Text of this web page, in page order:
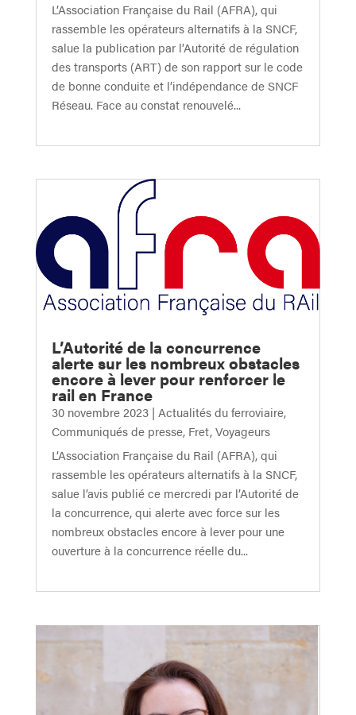
L’Association Française du Rail (AFRA), qui
rassemble les opérateurs alternatifs à la SNCF,
salue la publication par l’Autorité de régulation
des transports (ART) de son rapport sur le code
de bonne conduite et l’indépendance de SNCF
Réseau. Face au constat renouvelé...
L’Autorité de la concurrence
alerte sur les nombreux obstacles
encore à lever pour renforcer le
rail en France
30 novembre 2023| Actualités du ferroviaire,
Communiqués de presse, Fret,Voyageurs
L’Association Française du Rail (AFRA), qui
rassemble les opérateurs alternatifs à la SNCF,
salue l’avis publié ce mercredi par l’Autorité de
la concurrence, qui alerte avec force sur les
nombreux obstacles encore à lever pour une
ouverture à la concurrence réelle du...